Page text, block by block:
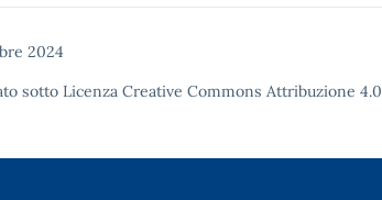
2024
sotto Licenza Creative Commons Attribuzione 4.0